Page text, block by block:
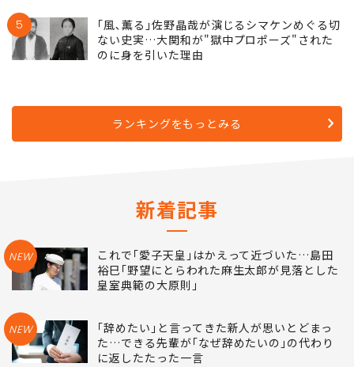
5
｢風､薫る｣佐野晶哉が演じるシマケンめぐる切
ない史実…大関和が"獄中プロポーズ"された
のに身を引いた理由
ランキングをもっとみる
新着記事
NEW
これで｢愛子天皇｣はかえって近づいた…島田
裕巳｢野望にとらわれた麻生太郎が見落とした
皇室典範の大原則｣
NEW
｢辞めたい｣と言ってきた新人が思いとどまっ
た…できる先輩が｢なぜ辞めたいの｣の代わり
に返したたった一言